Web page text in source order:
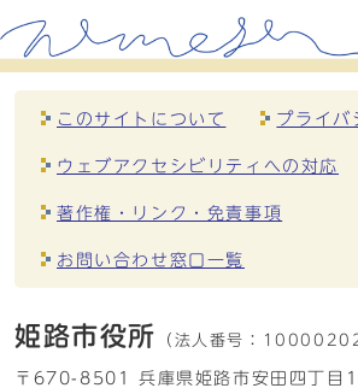
このサイトについて プライバ
ウェブアクセシビリティへの対応
著作権・リンク・免責事項
お問い合わせ窓口一覧
姫路市役所 （法人番号：
〒670-8501 兵庫県姫路市安田四丁目1